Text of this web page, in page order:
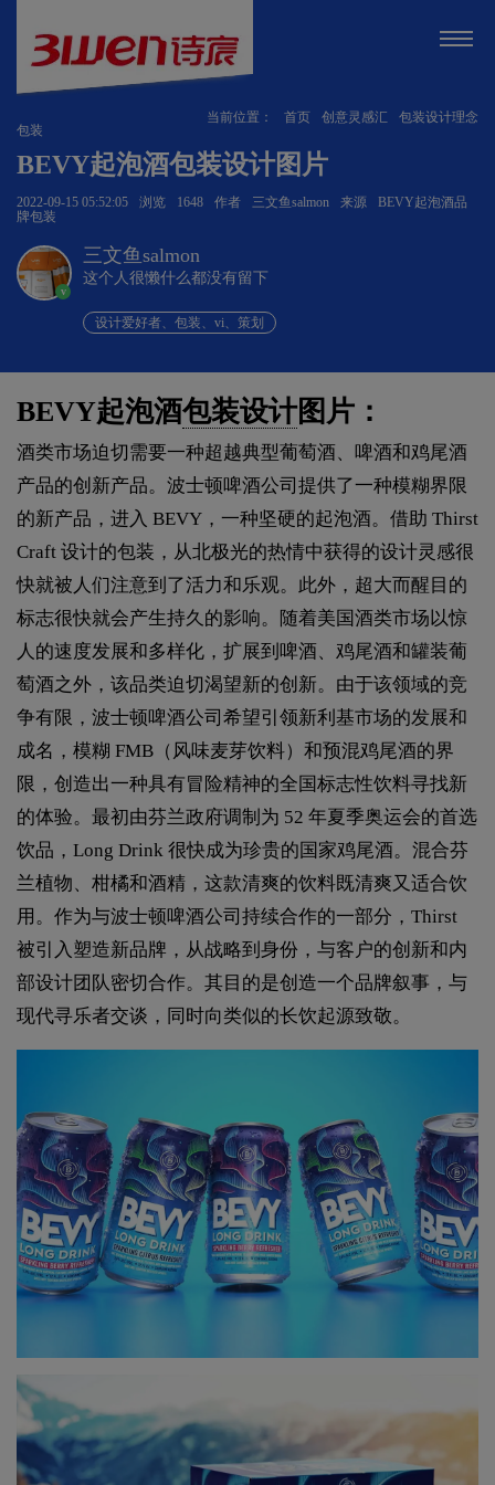
当前位置： 首页 创意灵感汇
包装设计理念
包装
BEVY起泡酒包装设计图片
2022-09-15 05:52:05 浏览 1648 作者 三文鱼salmon 来源
BEVY起泡酒品
牌包装
v
三文鱼salmon
这个人很懒什么都没有留下
设计爱好者、包装、vi、策划
BEVY起泡酒包装设计图片：
酒类市场迫切需要一种超越典型葡萄酒、啤酒和鸡尾酒
产品的创新产品。波士顿啤酒公司提供了一种模糊界限
的新产品，进入 BEVY，一种坚硬的起泡酒。借助 Thirst
Craft 设计的包装，从北极光的热情中获得的设计灵感很
快就被人们注意到了活力和乐观。此外，超大而醒目的
标志很快就会产生持久的影响。随着美国酒类市场以惊
人的速度发展和多样化，扩展到啤酒、鸡尾酒和罐装葡
萄酒之外，该品类迫切渴望新的创新。由于该领域的竞
争有限，波士顿啤酒公司希望引领新利基市场的发展和
成名，模糊 FMB（风味麦芽饮料）和预混鸡尾酒的界
限，创造出一种具有冒险精神的全国标志性饮料寻找新
的体验。最初由芬兰政府调制为 52 年夏季奥运会的首选
饮品，Long Drink 很快成为珍贵的国家鸡尾酒。混合芬
兰植物、柑橘和酒精，这款清爽的饮料既清爽又适合饮
用。作为与波士顿啤酒公司持续合作的一部分，Thirst
被引入塑造新品牌，从战略到身份，与客户的创新和内
部设计团队密切合作。其目的是创造一个品牌叙事，与
现代寻乐者交谈，同时向类似的长饮起源致敬。